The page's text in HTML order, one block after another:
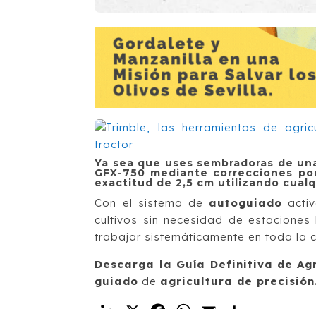
Ya sea que uses sembradoras de
GFX-750 mediante correcciones
exactitud de 2,5 cm utilizando
Con el sistema de autoguiado
cultivos sin necesidad de
trabajar sistemáticamente en toda la
Descarga la Guía Definitiva de
guiado de agricultura de